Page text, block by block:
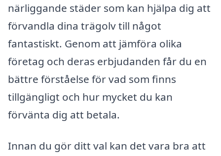
närliggande städer som kan hjälpa dig att
förvandla dina trägolv till något
fantastiskt. Genom att jämföra olika
företag och deras erbjudanden får du en
bättre förståelse för vad som finns
tillgängligt och hur mycket du kan
förvänta dig att betala.
Innan du gör ditt val kan det vara bra att